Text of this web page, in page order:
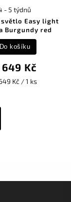
světlo Easy light
Burgundy red
- 5 týdnů
Kč
Kč / 1 ks
Do košíku